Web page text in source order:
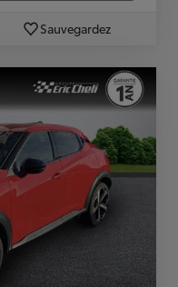
Sauvegardez